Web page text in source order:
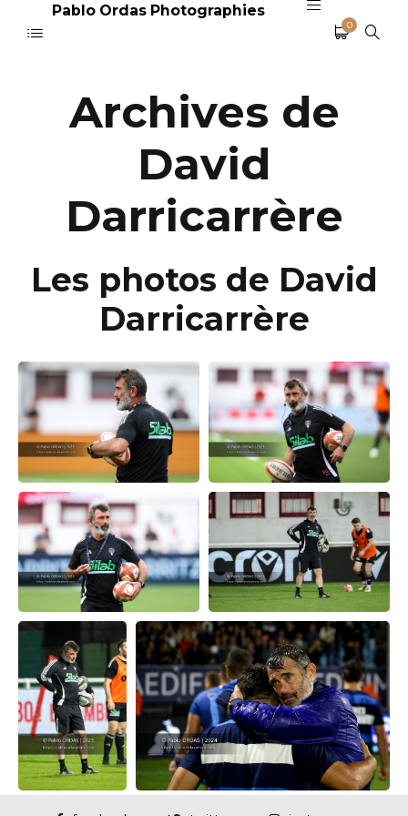
Pablo Ordas Photographies
0
Archives de
David
Darricarrère
Les photos de David
Darricarrère